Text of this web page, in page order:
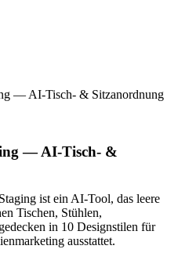
— AI-Tisch- & Sitzanordnung
— AI-Tisch- &
ist ein AI-Tool, das leere
Tischen, Stühlen,
in 10 Designstilen für
ausstattet.